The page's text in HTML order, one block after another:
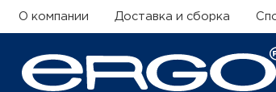
О компании Доставка и сборка